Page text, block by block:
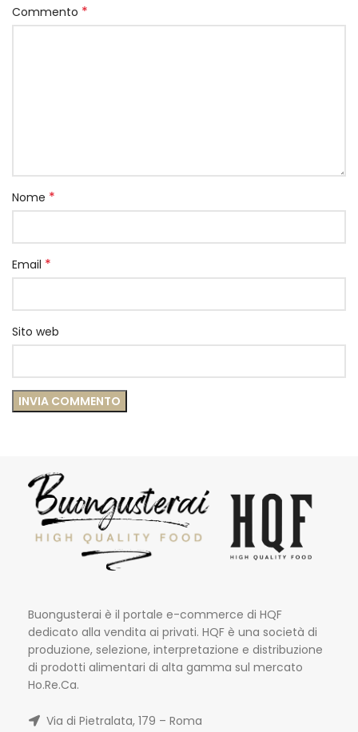
Commento *
Nome *
Email *
Sito web
Buongusterai è il portale e-commerce di HQF
dedicato alla vendita ai privati. HQF è una società di
produzione, selezione, interpretazione e distribuzione
di prodotti alimentari di alta gamma sul mercato
Ho.Re.Ca.
Via di Pietralata, 179 – Roma